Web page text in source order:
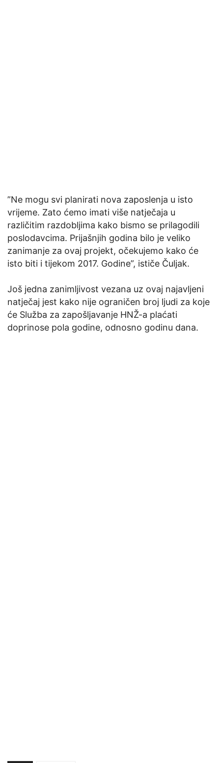
”Ne mogu svi planirati nova zaposlenja u isto
vrijeme. Zato ćemo imati više natječaja u
različitim razdobljima kako bismo se prilagodili
poslodavcima. Prijašnjih godina bilo je veliko
zanimanje za ovaj projekt, očekujemo kako će
isto biti i tijekom 2017. Godine”, ističe Čuljak.
Još jedna zanimljivost vezana uz ovaj najavljeni
natječaj jest kako nije ograničen broj ljudi za koje
će Služba za zapošljavanje HNŽ-a plaćati
doprinose pola godine, odnosno godinu dana.